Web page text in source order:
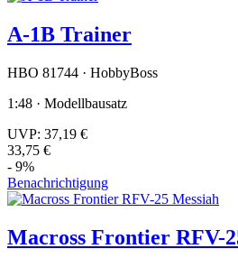
A-1B Trainer
HBO 81744 · HobbyBoss
1:48 · Modellbausatz
UVP: 37,19 €
33,75 €
- 9%
Benachrichtigung
Macross Frontier RFV-